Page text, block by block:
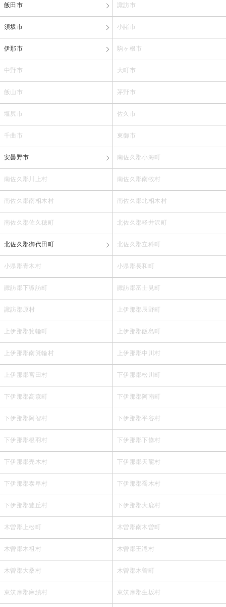
飯田市 諏訪市
須坂市 小諸市
伊那市 駒ヶ根市
中野市 大町市
飯山市 茅野市
塩尻市 佐久市
千曲市 東御市
安曇野市 南佐久郡小海町
南佐久郡川上村 南佐久郡南牧村
南佐久郡南相木村 南佐久郡北相木村
南佐久郡佐久穂町 北佐久郡軽井沢町
北佐久郡御代田町 北佐久郡立科町
小県郡青木村 小県郡長和町
諏訪郡下諏訪町 諏訪郡富士見町
諏訪郡原村 上伊那郡辰野町
上伊那郡箕輪町 上伊那郡飯島町
上伊那郡南箕輪村 上伊那郡中川村
上伊那郡宮田村 下伊那郡松川町
下伊那郡高森町 下伊那郡阿南町
下伊那郡阿智村 下伊那郡平谷村
下伊那郡根羽村 下伊那郡下條村
下伊那郡売木村 下伊那郡天龍村
下伊那郡泰阜村 下伊那郡喬木村
下伊那郡豊丘村 下伊那郡大鹿村
木曽郡上松町 木曽郡南木曽町
木曽郡木祖村 木曽郡王滝村
木曽郡大桑村 木曽郡木曽町
東筑摩郡麻績村 東筑摩郡生坂村